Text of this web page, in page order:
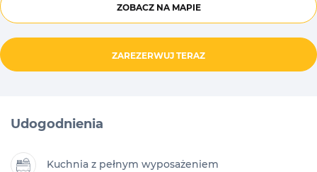
ZOBACZ NA MAPIE
ZAREZERWUJ TERAZ
Udogodnienia
Kuchnia z pełnym wyposażeniem